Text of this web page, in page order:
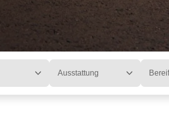
Ausstattung